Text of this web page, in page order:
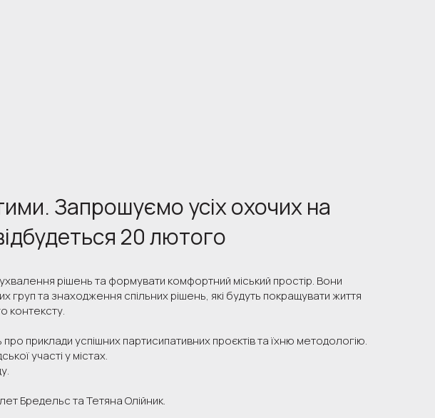
Запрошуємо усіх охочих на
20 лютого
рішень та формувати комфортний міський простір. Вони
груп та знаходження спільних рішень, які будуть покращувати життя
контексту.
приклади успішних партисипативних проєктів та їхню методологію.
участі у містах.
Бредельс та Тетяна Олійник.